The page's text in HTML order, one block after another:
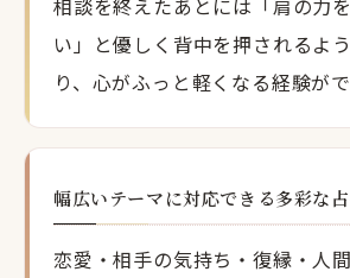
い」と優しく背中を押されるよ
り、心がふっと軽くなる経験がで
幅広いテーマに対応できる多彩な
恋愛・相手の気持ち・復縁・人